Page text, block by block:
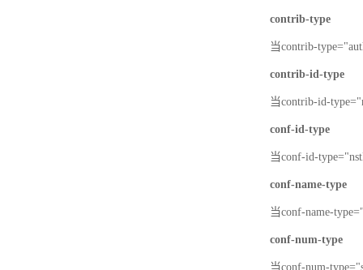
contrib-type
当contrib-
contrib-id-type
当contrib-id-
conf-id-type
当conf-id-
conf-name-type
当conf-name-
conf-num-type
当conf-num-